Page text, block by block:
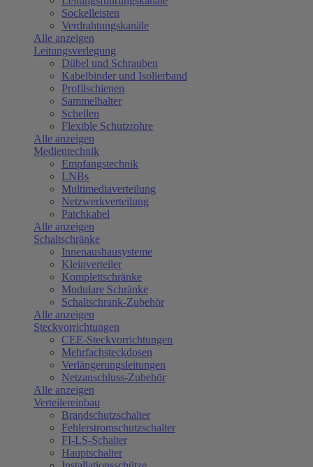
Sockelleisten
Verdrahtungskanäle
Alle anzeigen
Leitungsverlegung
Dübel und Schrauben
Kabelbinder und Isolierband
Profilschienen
Sammelhalter
Schellen
Flexible Schutzrohre
Alle anzeigen
Medientechnik
Empfangstechnik
LNBs
Multimediaverteilung
Netzwerkverteilung
Patchkabel
Alle anzeigen
Schaltschränke
Innenausbausysteme
Kleinverteiler
Komplettschränke
Modulare Schränke
Schaltschrank-Zubehör
Alle anzeigen
Steckvorrichtungen
CEE-Steckvorrichtungen
Mehrfachsteckdosen
Verlängerungsleitungen
Netzanschluss-Zubehör
Alle anzeigen
Verteilereinbau
Brandschutzschalter
Fehlerstromschutzschalter
FI-LS-Schalter
Hauptschalter